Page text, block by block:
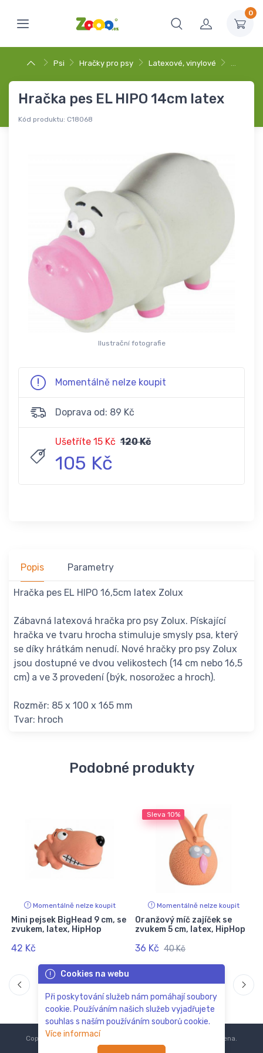
0
Psi Hračky pro psy Latexové, vinylové …
Hračka pes EL HIPO 14cm latex
Kód produktu: C18068
Ilustrační fotografie
Momentálně nelze koupit
Doprava od: 89 Kč
Ušetříte 15 Kč 120 Kč
105 Kč
Popis Parametry
Hračka pes EL HIPO 16,5cm latex Zolux
Zábavná latexová hračka pro psy Zolux. Pískající
hračka ve tvaru hrocha stimuluje smysly psa, který
se díky hrátkám nenudí. Nové hračky pro psy Zolux
jsou dostupné ve dvou velikostech (14 cm nebo 16,5
cm) a ve 3 provedení (býk, nosorožec a hroch).
Rozměr: 85 x 100 x 165 mm
Tvar: hroch
Podobné produkty
Momentálně nelze koupit
Mini pejsek BigHead 9 cm, se
zvukem, latex, HipHop
42 Kč
Sleva 10%
Momentálně nelze koupit
Oranžový míč zajíček se
zvukem 5 cm, latex, HipHop
36 Kč 40 Kč
Cookies na webu
Při poskytování služeb nám pomáhají soubory
cookie. Používáním našich služeb vyjadřujete
souhlas s naším používáním souborů cookie.
Více informací
Copyright © 2018-2024 Všechna práva vyhrazena.